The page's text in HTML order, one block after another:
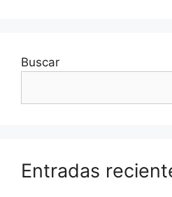
Buscar
Entradas